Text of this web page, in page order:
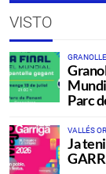
VISTO
Parc
VALLÉS
Ja